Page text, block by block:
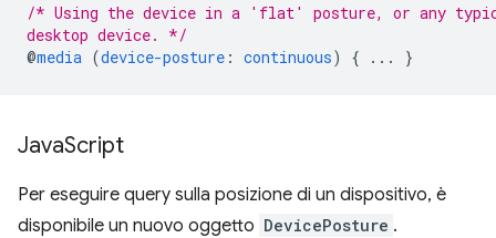
/* Using the device in a 'flat' posture, or any
desktop device. */
@media (device-posture : continuous) { ... }
JavaScript
Per eseguire query sulla posizione di un dispositivo, è
disponibile un nuovo oggetto DevicePosture .